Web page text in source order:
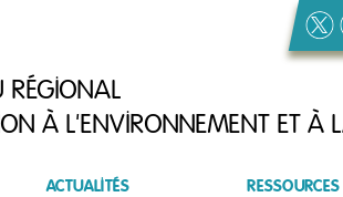
RÉGIONAL
À L'ENVIRONNEMENT ET À
ACTUALITÉS RESSOURCES